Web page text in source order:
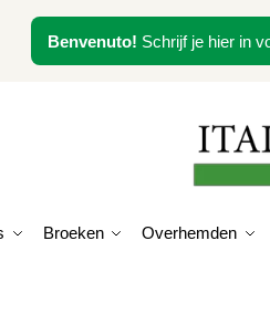
Benvenuto! Schrijf je hier in
Broeken Overhemden